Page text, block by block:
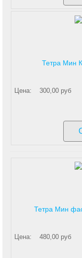
Тетра Мин
Цена: 300,00 руб
Тетра Мин
Цена: 480,00 руб